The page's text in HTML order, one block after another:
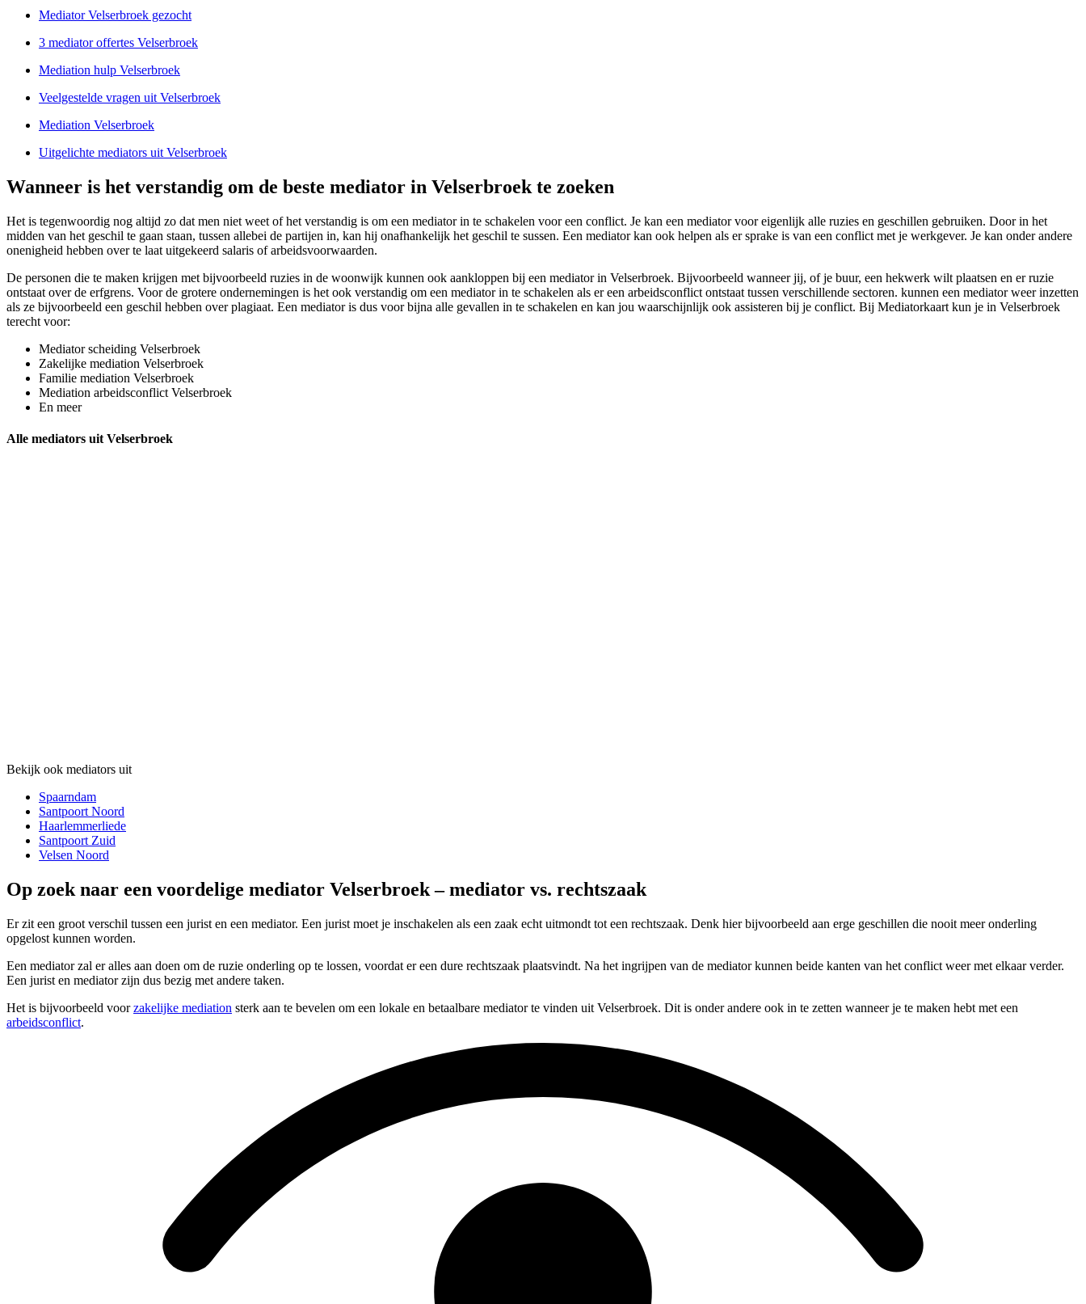
Mediator Velserbroek gezocht
3 mediator offertes Velserbroek
Mediation hulp Velserbroek
Veelgestelde vragen uit Velserbroek
Mediation Velserbroek
Uitgelichte mediators uit Velserbroek
Wanneer is het verstandig om de beste mediator in Velserbroek te zoeken
Het is tegenwoordig nog altijd zo dat men niet weet of het verstandig is om een mediator in te schakelen voor een conflict. Je kan een mediator voor eigenlijk alle ruzies en geschillen gebruiken. Door in het
midden van het geschil te gaan staan, tussen allebei de partijen in, kan hij onafhankelijk het geschil te sussen. Een mediator kan ook helpen als er sprake is van een conflict met je werkgever. Je kan onder andere
onenigheid hebben over te laat uitgekeerd salaris of arbeidsvoorwaarden.
De personen die te maken krijgen met bijvoorbeeld ruzies in de woonwijk kunnen ook aankloppen bij een mediator in Velserbroek. Bijvoorbeeld wanneer jij, of je buur, een hekwerk wilt plaatsen en er ruzie
ontstaat over de erfgrens. Voor de grotere ondernemingen is het ook verstandig om een mediator in te schakelen als er een arbeidsconflict ontstaat tussen verschillende sectoren. kunnen een mediator weer inzetten
als ze bijvoorbeeld een geschil hebben over plagiaat. Een mediator is dus voor bijna alle gevallen in te schakelen en kan jou waarschijnlijk ook assisteren bij je conflict. Bij Mediatorkaart kun je in Velserbroek
terecht voor:
Mediator scheiding Velserbroek
Zakelijke mediation Velserbroek
Familie mediation Velserbroek
Mediation arbeidsconflict Velserbroek
En meer
Alle mediators uit Velserbroek
Bekijk ook mediators uit
Spaarndam
Santpoort Noord
Haarlemmerliede
Santpoort Zuid
Velsen Noord
Op zoek naar een voordelige mediator Velserbroek – mediator vs. rechtszaak
Er zit een groot verschil tussen een jurist en een mediator. Een jurist moet je inschakelen als een zaak echt uitmondt tot een rechtszaak. Denk hier bijvoorbeeld aan erge geschillen die nooit meer onderling
opgelost kunnen worden.
Een mediator zal er alles aan doen om de ruzie onderling op te lossen, voordat er een dure rechtszaak plaatsvindt. Na het ingrijpen van de mediator kunnen beide kanten van het conflict weer met elkaar verder.
Een jurist en mediator zijn dus bezig met andere taken.
Het is bijvoorbeeld voorzakelijke mediation sterk aan te bevelen om een lokale en betaalbare mediator te vinden uit Velserbroek. Dit is onder andere ook in te zetten wanneer je te maken hebt met een
arbeidsconflict.